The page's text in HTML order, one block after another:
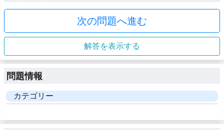
次の問題へ進む
解答を表示する
問題情報
カテゴリー